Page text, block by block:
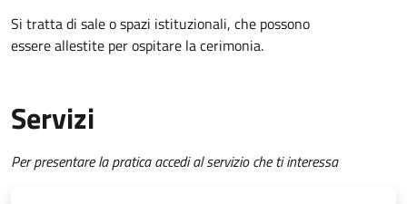
Si tratta di sale o spazi istituzionali, che possono
essere allestite per ospitare la cerimonia.
Servizi
Per presentare la pratica accedi al servizio che ti interessa